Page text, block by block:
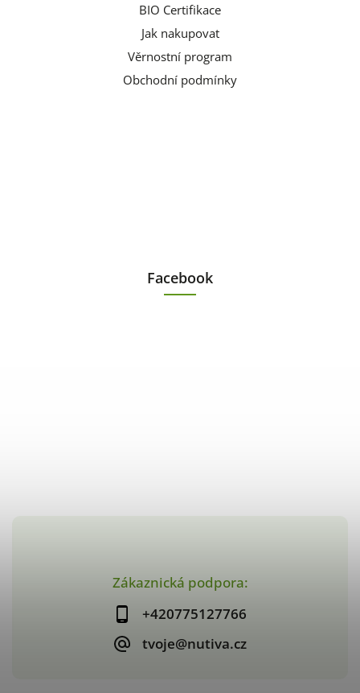
Zákaznická podpora:
+420775127766
tvoje@nutiva.cz
BIO Certifikace
Jak nakupovat
Věrnostní program
Obchodní podmínky
Facebook